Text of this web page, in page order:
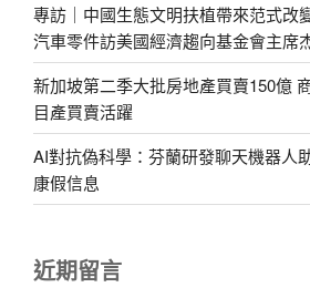
專訪｜中國生態文明扶植帶來范式
汽車零件訪美國經濟趨向基金會主席
新加坡第二季大批房地產買賣150億
目產買賣活躍
AI對抗偽科學：芬蘭研發聊天機器人
康假信息
近期留言